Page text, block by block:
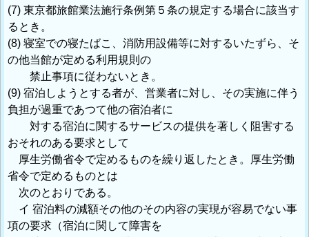
(7) 東京都旅館業法施行条例第５条の規定する場合に該当す
るとき。
(8) 寝室での寝たばこ、消防用設備等に対するいたずら、そ
の他当館が定める利用規則の
禁止事項に従わないとき。
(9) 宿泊しようとする者が、営業者に対し、その実施に伴う
負担が過重であつて他の宿泊者に
対する宿泊に関するサービスの提供を著しく阻害する
おそれのある要求として
厚生労働省令で定めるものを繰り返したとき。厚生労働
省令で定めるものとは
次のとおりである。
イ 宿泊料の減額その他のその内容の実現が容易でない事
項の要求（宿泊に関して障害を